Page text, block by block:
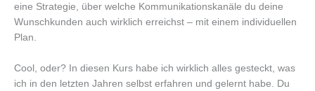
eine Strategie, über welche Kommunikationskanäle du deine
Wunschkunden auch wirklich erreichst – mit einem individuellen
Plan.
Cool, oder? In diesen Kurs habe ich wirklich alles gesteckt, was
ich in den letzten Jahren selbst erfahren und gelernt habe. Du